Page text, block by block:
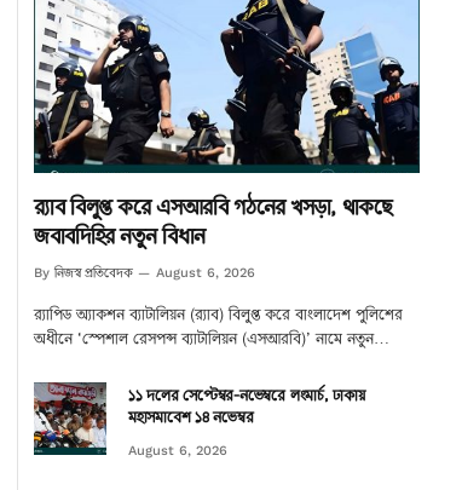
র‌্যাব বিলুপ্ত করে এসআরবি গঠনের খসড়া, থাকছে
জবাবদিহির নতুন বিধান
By নিজস্ব প্রতিবেদক August 6, 2026
র‌্যাপিড অ্যাকশন ব্যাটালিয়ন (র‌্যাব) বিলুপ্ত করে বাংলাদেশ পুলিশের
অধীনে ‘স্পেশাল রেসপন্স ব্যাটালিয়ন (এসআরবি)’ নামে নতুন…
১১ দলের সেপ্টেম্বর-নভেম্বরে লংমার্চ, ঢাকায়
মহাসমাবেশ ১৪ নভেম্বর
August 6, 2026